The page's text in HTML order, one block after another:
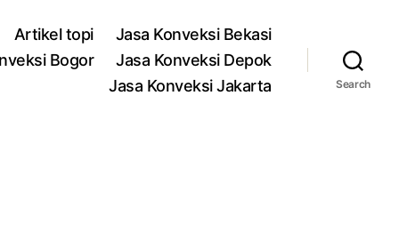
Artikel topi
Jasa Konveksi Bekasi
Bogor
Jasa Konveksi Depok
Jasa Konveksi Jakarta
Search